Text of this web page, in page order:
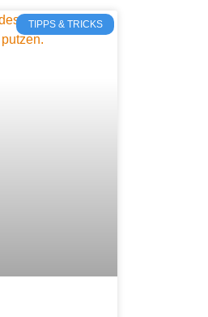
TIPPS & TRICKS